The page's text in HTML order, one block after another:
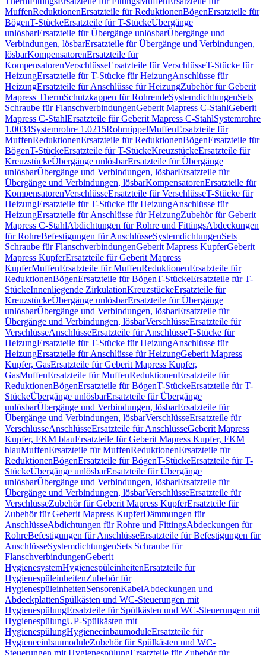
MuffenReduktionenErsatzteile für ReduktionenBögenErsatzteile für
BögenT-StückeErsatzteile für T-StückeÜbergänge
unlösbarErsatzteile für Übergänge unlösbarÜbergänge und
Verbindungen, lösbarErsatzteile für Übergänge und Verbindungen,
lösbarKompensatorenErsatzteile für
KompensatorenVerschlüsseErsatzteile für VerschlüsseT-Stücke für
HeizungErsatzteile für T-Stücke für HeizungAnschlüsse für
HeizungErsatzteile für Anschlüsse für HeizungZubehör für Geberit
Mapress ThermSchutzkappen für RohrendeSystemdichtungenSets
Schraube für FlanschverbindungenGeberit Mapress C-StahlGeberit
Mapress C-StahlErsatzteile für Geberit Mapress C-StahlSystemrohre
1.0034Systemrohre 1.0215RohrnippelMuffenErsatzteile für
MuffenReduktionenErsatzteile für ReduktionenBögenErsatzteile für
BögenT-StückeErsatzteile für T-StückeKreuzstückeErsatzteile für
KreuzstückeÜbergänge unlösbarErsatzteile für Übergänge
unlösbarÜbergänge und Verbindungen, lösbarErsatzteile für
Übergänge und Verbindungen, lösbarKompensatorenErsatzteile für
KompensatorenVerschlüsseErsatzteile für VerschlüsseT-Stücke für
HeizungErsatzteile für T-Stücke für HeizungAnschlüsse für
HeizungErsatzteile für Anschlüsse für HeizungZubehör für Geberit
Mapress C-StahlAbdichtungen für Rohre und FittingsAbdeckungen
für RohreBefestigungen für AnschlüsseSystemdichtungenSets
Schraube für FlanschverbindungenGeberit Mapress KupferGeberit
Mapress KupferErsatzteile für Geberit Mapress
KupferMuffenErsatzteile für MuffenReduktionenErsatzteile für
ReduktionenBögenErsatzteile für BögenT-StückeErsatzteile für T-
StückeInnenliegende ZirkulationKreuzstückeErsatzteile für
KreuzstückeÜbergänge unlösbarErsatzteile für Übergänge
unlösbarÜbergänge und Verbindungen, lösbarErsatzteile für
Übergänge und Verbindungen, lösbarVerschlüsseErsatzteile für
VerschlüsseAnschlüsseErsatzteile für AnschlüsseT-Stücke für
HeizungErsatzteile für T-Stücke für HeizungAnschlüsse für
HeizungErsatzteile für Anschlüsse für HeizungGeberit Mapress
Kupfer, GasErsatzteile für Geberit Mapress Kupfer,
GasMuffenErsatzteile für MuffenReduktionenErsatzteile für
ReduktionenBögenErsatzteile für BögenT-StückeErsatzteile für T-
StückeÜbergänge unlösbarErsatzteile für Übergänge
unlösbarÜbergänge und Verbindungen, lösbarErsatzteile für
Übergänge und Verbindungen, lösbarVerschlüsseErsatzteile für
VerschlüsseAnschlüsseErsatzteile für AnschlüsseGeberit Mapress
Kupfer, FKM blauErsatzteile für Geberit Mapress Kupfer, FKM
blauMuffenErsatzteile für MuffenReduktionenErsatzteile für
ReduktionenBögenErsatzteile für BögenT-StückeErsatzteile für T-
StückeÜbergänge unlösbarErsatzteile für Übergänge
unlösbarÜbergänge und Verbindungen, lösbarErsatzteile für
Übergänge und Verbindungen, lösbarVerschlüsseErsatzteile für
VerschlüsseZubehör für Geberit Mapress KupferErsatzteile für
Zubehör für Geberit Mapress KupferDämmungen für
AnschlüsseAbdichtungen für Rohre und FittingsAbdeckungen für
RohreBefestigungen für AnschlüsseErsatzteile für Befestigungen für
AnschlüsseSystemdichtungenSets Schraube für
FlanschverbindungenGeberit
HygienesystemHygienespüleinheitenErsatzteile für
HygienespüleinheitenZubehör für
HygienespüleinheitenSensorenKabelAbdeckungen und
AbdeckplattenSpülkästen und WC-Steuerungen mit
HygienespülungErsatzteile für Spülkästen und WC-Steuerungen mit
HygienespülungUP-Spülkästen mit
HygienespülungHygieneeinbaumoduleErsatzteile für
HygieneeinbaumoduleZubehör für Spülkästen und WC-
Steuerungen mit HygienespülungErsatzteile für Zubehör für